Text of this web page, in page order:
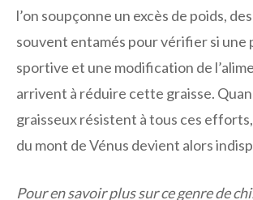
l’on soupçonne un excès de poids,
souvent entamés pour vérifier si une
sportive et une modification de
arrivent à réduire cette graisse.
graisseux résistent à tous ces
du mont de Vénus devient alors
Pour en savoir plus sur ce genre de